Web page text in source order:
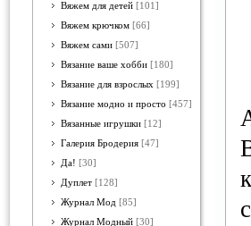
Вяжем для детей [101]
Вяжем крючком [66]
Вяжем сами [507]
Вязание ваше хобби [180]
Вязание для взрослых [199]
Вязание модно и просто [457]
Вязанные игрушки [12]
Галерия Бродерия [47]
Да! [30]
Дуплет [128]
Журнал Мод [85]
Журнал Модный [30]